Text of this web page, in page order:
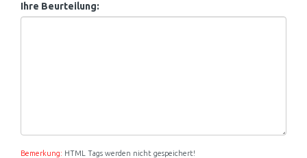
Ihre Beurteilung:
Bemerkung: HTML Tags werden nicht gespeichert!